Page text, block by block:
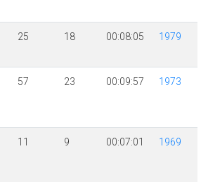
25 18 00:08:05 1979
57 23 00:09:57 1973
11 9 00:07:01 1969